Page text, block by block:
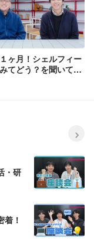
ヶ月！シェルフィー
てどう？を聞いてみ
・研
着！